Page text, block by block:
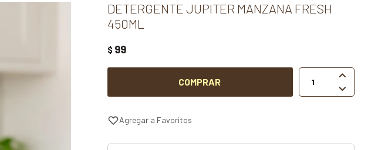
DETERGENTE JUPITER MANZANA FRESH
450ML
$ 99
COMPRAR

